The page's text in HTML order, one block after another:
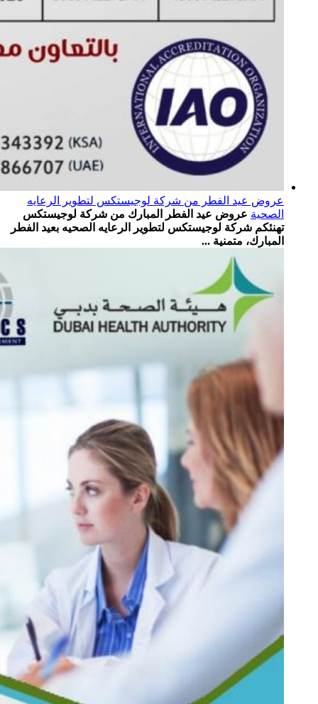
عروض عيد الفطر من شركة لوجيستكس لتطوير الرعايه
الصحية عروض عيد الفطر المبارك من شركة لوجيستكس
تهنئكم شركة لوجيستكس لتطوير الرعايه الصحيه بعيد الفطر
المبارك، متمنية ...